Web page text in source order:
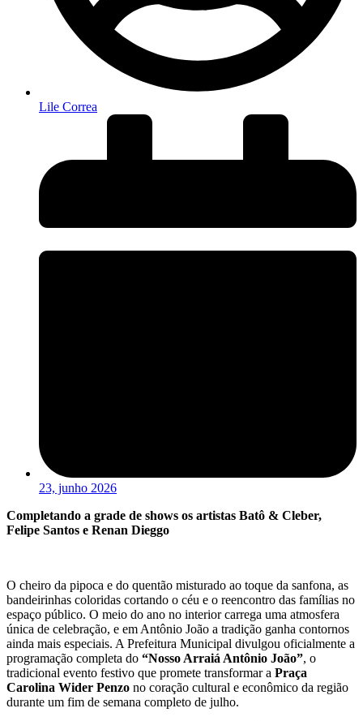
Lile Correa
23, junho 2026
Completando a grade de shows os artistas Batô & Cleber,
Felipe Santos e Renan Dieggo
O cheiro da pipoca e do quentão misturado ao toque da sanfona, as
bandeirinhas coloridas cortando o céu e o reencontro das famílias no
espaço público. O meio do ano no interior carrega uma atmosfera
única de celebração, e em Antônio João a tradição ganha contornos
ainda mais especiais. A Prefeitura Municipal divulgou oficialmente a
programação completa do “Nosso Arraiá Antônio João”, o
tradicional evento festivo que promete transformar a Praça
Carolina Wider Penzo no coração cultural e econômico da região
durante um fim de semana completo de julho.